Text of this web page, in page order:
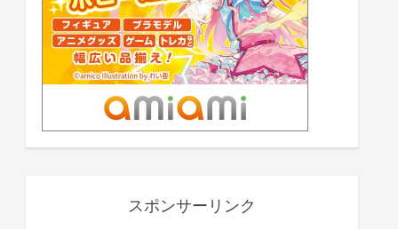
スポンサーリンク